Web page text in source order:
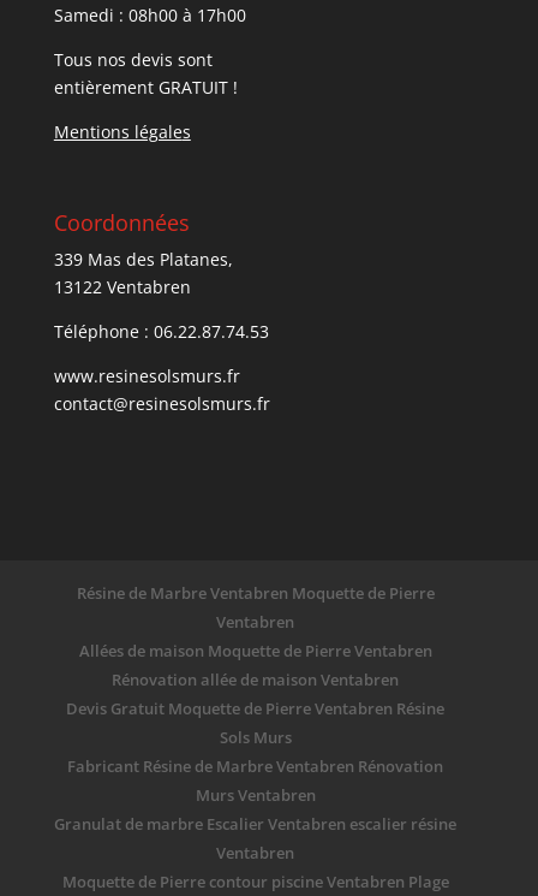
Samedi : 08h00 à 17h00
Tous nos devis sont
entièrement GRATUIT !
Mentions légales
Coordonnées
339 Mas des Platanes,
13122 Ventabren
Téléphone : 06.22.87.74.53
www.resinesolsmurs.fr
contact@resinesolsmurs.fr
Résine de Marbre Ventabren Moquette de Pierre
Ventabren
Allées de maison Moquette de Pierre Ventabren
Rénovation allée de maison Ventabren
Devis Gratuit Moquette de Pierre Ventabren Résine
Sols Murs
Fabricant Résine de Marbre Ventabren Rénovation
Murs Ventabren
Granulat de marbre Escalier Ventabren escalier résine
Ventabren
Moquette de Pierre contour piscine Ventabren Plage